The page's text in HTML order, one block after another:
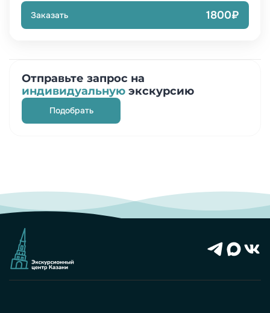
Отправьте запрос на
индивидуальную экскурсию
Подобрать
Заказать
1800₽